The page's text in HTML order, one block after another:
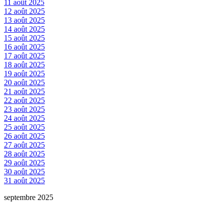
11 août 2025
12 août 2025
13 août 2025
14 août 2025
15 août 2025
16 août 2025
17 août 2025
18 août 2025
19 août 2025
20 août 2025
21 août 2025
22 août 2025
23 août 2025
24 août 2025
25 août 2025
26 août 2025
27 août 2025
28 août 2025
29 août 2025
30 août 2025
31 août 2025
septembre 2025